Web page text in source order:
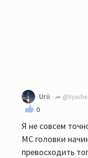
Urii
0
Я не совсем
МС головки
превосходить